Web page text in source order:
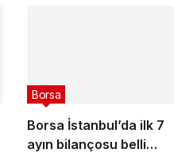
Borsa İstanbul’da ilk 7
ayın bilançosu belli
Borsa